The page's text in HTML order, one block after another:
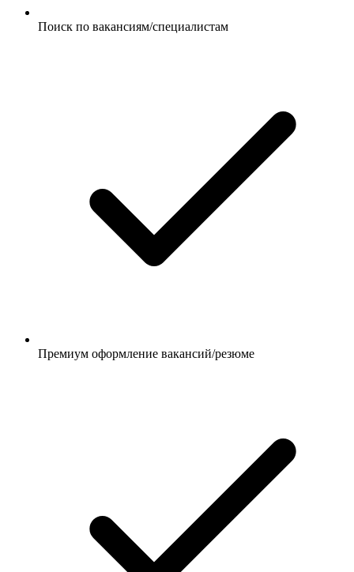
Поиск по вакансиям/специалистам
Премиум оформление вакансий/резюме